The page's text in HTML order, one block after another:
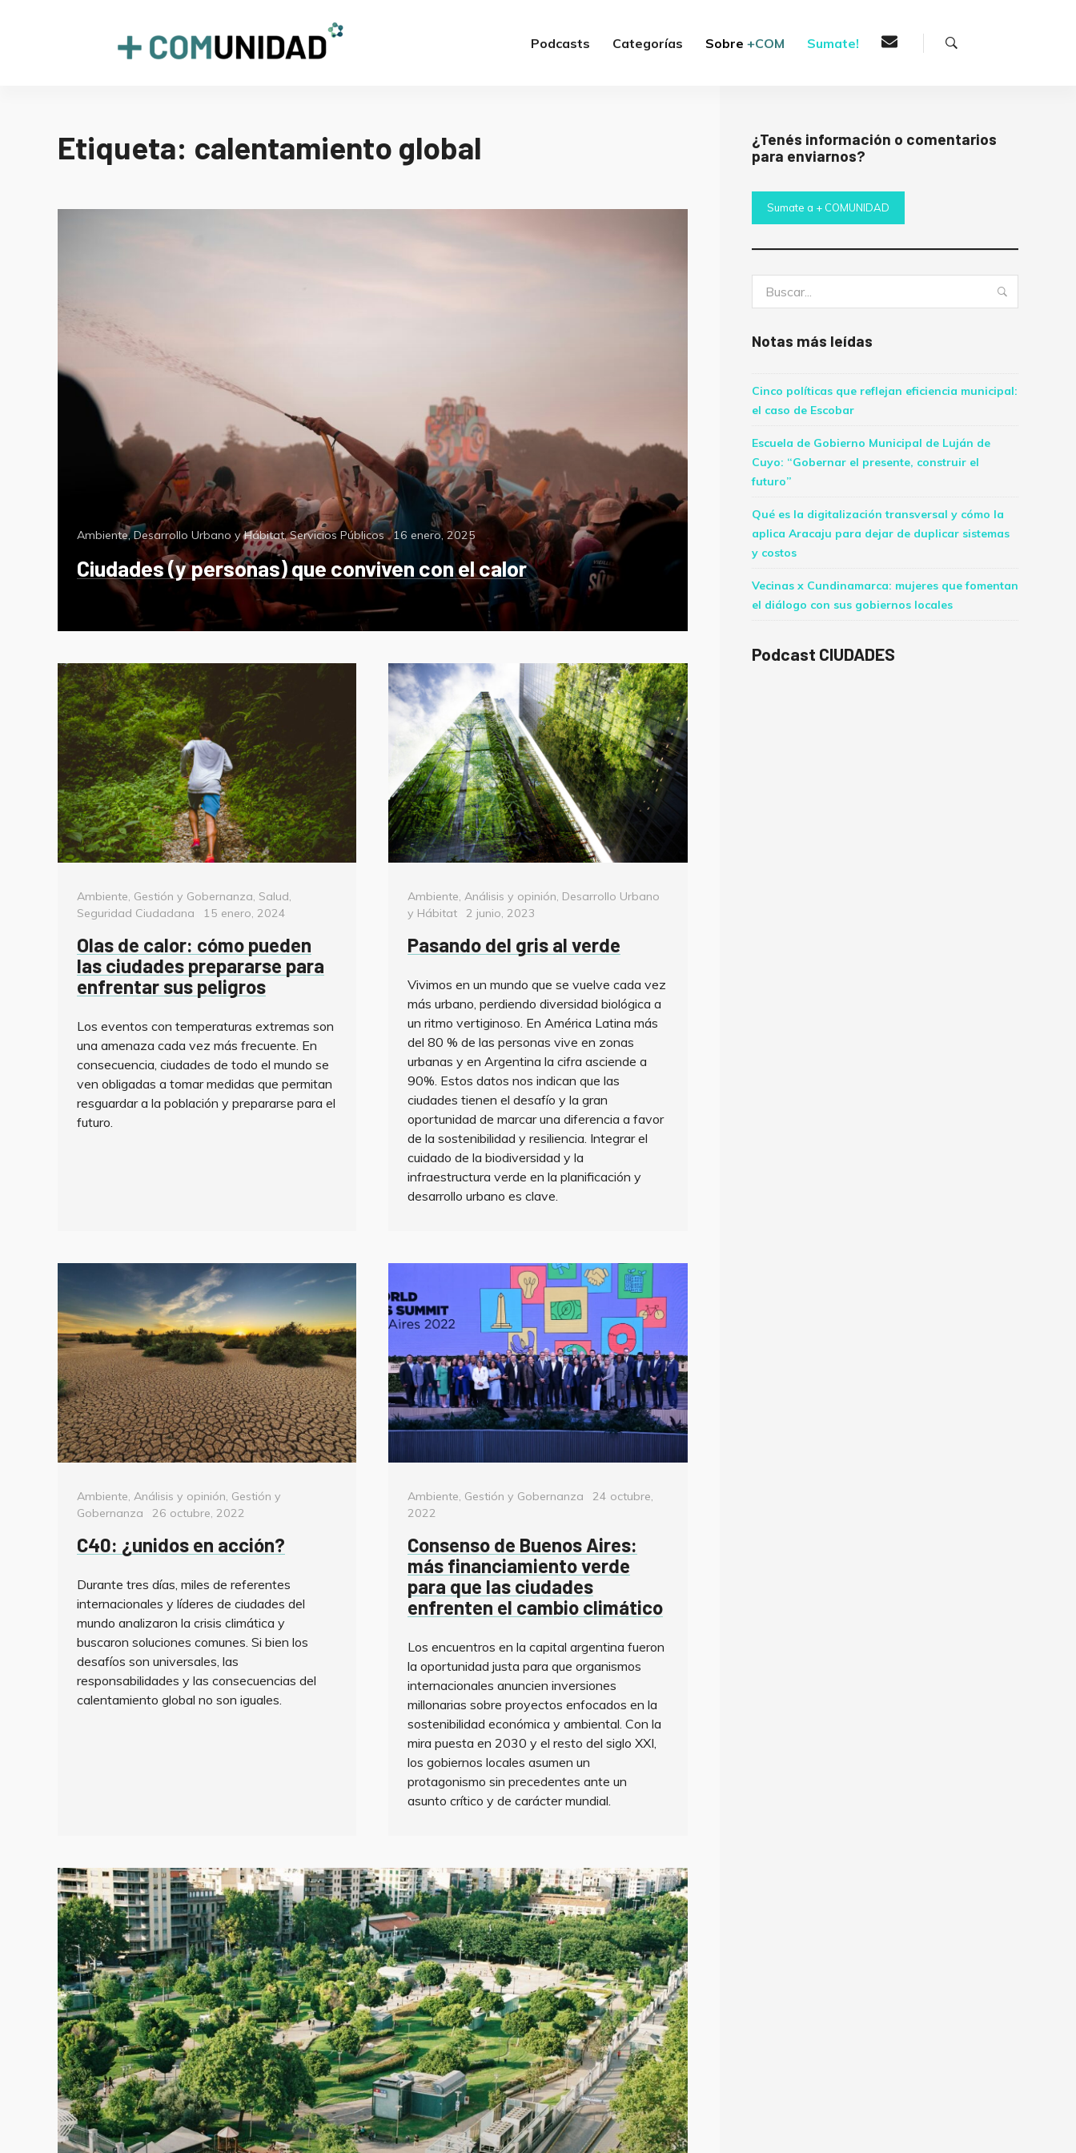
+COMUNIDAD Podcasts Categorías Sobre+COM Sumate!
Etiqueta: calentamiento global
Categorías
Ambiente,Desarrollo Urbano y Hábitat,Servicios Públicos Posted
on
16 enero, 2025
Ciudades (y personas) que conviven con el calor
Categorías
Ambiente, Gestión y Gobernanza, Salud,
Seguridad Ciudadana
Posted
15 enero, 2024
Olas de calor: cómo pueden
las ciudades prepararse para
enfrentar sus peligros
Los eventos con temperaturas extremas son
una amenaza cada vez más frecuente. En
consecuencia, ciudades de todo el mundo se
ven obligadas a tomar medidas que permitan
resguardar a la población y prepararse para el
futuro.
Categorías
Ambiente,Análisis y opinión, Desarrollo Urbano
y Hábitat
Posted
2 junio, 2023
Pasando del gris al verde
Vivimos en un mundo que se vuelve cada vez
más urbano, perdiendo diversidad biológica a
un ritmo vertiginoso. En América Latina más
del 80 % de las personas vive en zonas
urbanas y en Argentina la cifra asciende a
90%. Estos datos nos indican que las
ciudades tienen el desafío y la gran
oportunidad de marcar una diferencia a favor
de la sostenibilidad y resiliencia. Integrar el
cuidado de la biodiversidad y la
infraestructura verde en la planificación y
desarrollo urbano es clave.
Categorías
Ambiente,Análisis y opinión, Gestión y
Gobernanza
Posted
26 octubre, 2022
C40: ¿unidos en acción?
Durante tres días, miles de referentes
internacionales y líderes de ciudades del
mundo analizaron la crisis climática y
buscaron soluciones comunes. Si bien los
desafíos son universales, las
responsabilidades y las consecuencias del
calentamiento global no son iguales.
Categorías
Ambiente Gestión y Gobernanza
Posted
24 octubre,
2022
Consenso de Buenos Aires:
más financiamiento verde
para que las ciudades
enfrenten el cambio climático
Los encuentros en la capital argentina fueron
la oportunidad justa para que organismos
internacionales anuncien inversiones
millonarias sobre proyectos enfocados en la
sostenibilidad económica y ambiental. Con la
mira puesta en 2030 y el resto del siglo XXI,
los gobiernos locales asumen un
protagonismo sin precedentes ante un
asunto crítico y de carácter mundial.
¿Tenés información o comentarios
para enviarnos?
Sumate a + COMUNIDAD
Notas más leídas
Cinco políticas que reflejan eficiencia municipal:
el caso de Escobar
Escuela de Gobierno Municipal de Luján de
Cuyo: “Gobernar el presente, construir el
futuro”
Qué es la digitalización transversal y cómo la
aplica Aracaju para dejar de duplicar sistemas
y costos
Vecinas x Cundinamarca: mujeres que fomentan
el diálogo con sus gobiernos locales
Podcast CIUDADES